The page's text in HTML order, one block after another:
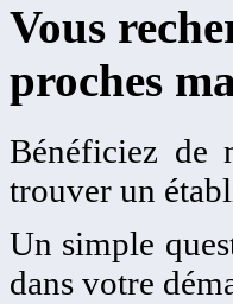
Vous
proches
Bénéficiez de
trouver un
Un simple
dans votre